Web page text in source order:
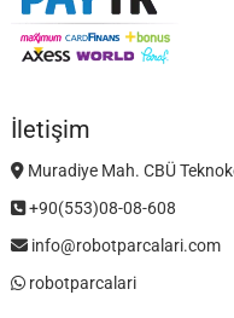
İletişim
Muradiye Mah. CBÜ
+90(553)08-08-608
info@robotparcalari.com
robotparcalari